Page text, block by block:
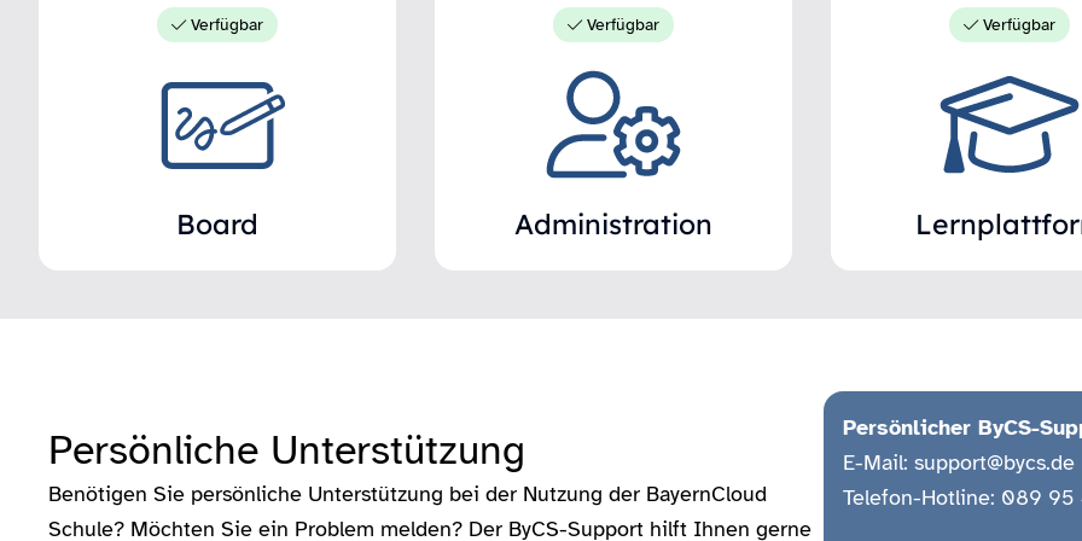
Verfügbar
Board
Verfügbar
Administration
Verfügbar
Persönliche Unterstützung
Benötigen Sie persönliche Unterstützung bei der Nutzung der BayernCloud
Schule? Möchten Sie ein Problem melden? Der ByCS-Support hilft Ihnen gerne
Persönlicher ByCS-
E-Mail: support@bycs.de
Telefon-Hotline: 089